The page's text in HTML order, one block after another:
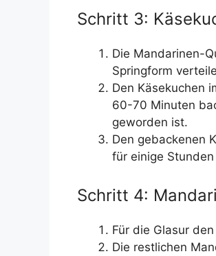
Schritt 3:
Die Mandarinen-
Springform
Den Käsekuchen
60-70 Minuten
geworden ist.
Den gebackenen
für einige
Schritt 4:
Für die Glasur
Die restlichen